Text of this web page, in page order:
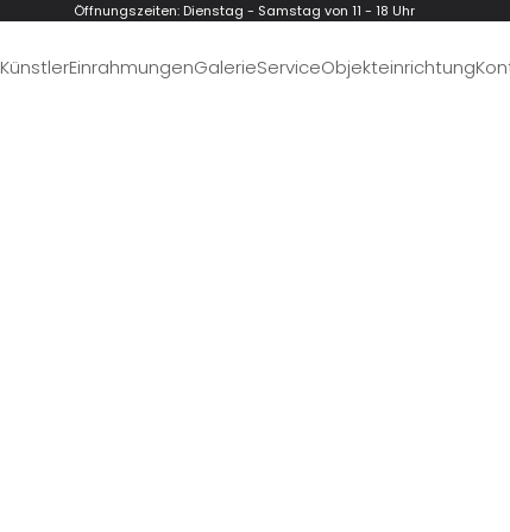
Öffnungszeiten: Dienstag - Samstag von 11 - 18 Uhr
KünstlerEinrahmungenGalerieServiceObjekteinrichtung